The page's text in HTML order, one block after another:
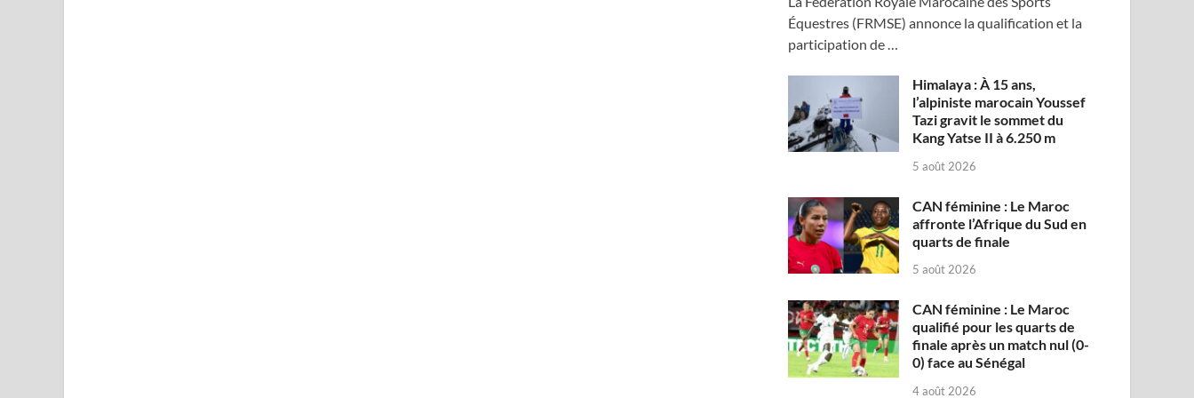
Équestres (FRMSE) annonce la qualification et la
participation de …
Himalaya : À 15 ans,
l’alpiniste marocain Youssef
Tazi gravit le sommet du
Kang Yatse II à 6.250 m
5 août 2026
CAN féminine : Le Maroc
affronte l’Afrique du Sud en
quarts de finale
5 août 2026
CAN féminine : Le Maroc
qualifié pour les quarts de
finale après un match nul (0-
0) face au Sénégal
4 août 2026